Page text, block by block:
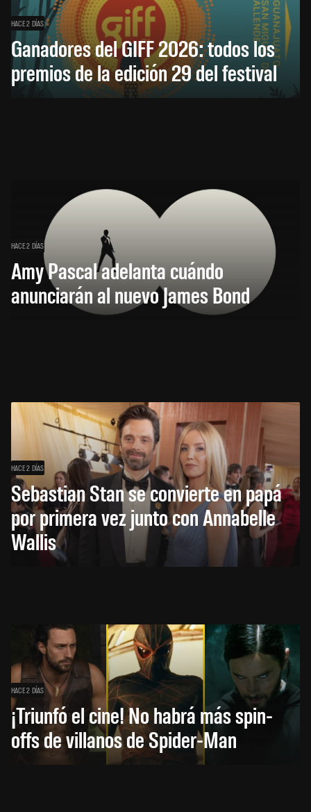
HACE 2 DÍAS
Ganadores del GIFF 2026: todos los
premios de la edición 29 del festival
HACE 2 DÍAS
Amy Pascal adelanta cuándo
anunciarán al nuevo James Bond
HACE 2 DÍAS
Sebastian Stan se convierte en papá
por primera vez junto con Annabelle
Wallis
HACE 2 DÍAS
¡Triunfó el cine! No habrá más spin-
offs de villanos de Spider-Man